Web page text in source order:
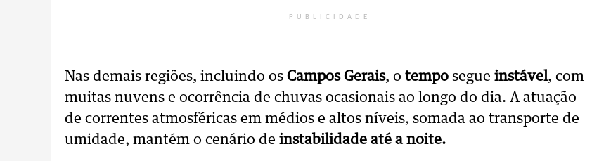
PUBLICIDADE
Nas demais regiões, incluindo os Campos Gerais, o tempo segue instável, com
muitas nuvens e ocorrência de chuvas ocasionais ao longo do dia. A atuação
de correntes atmosféricas em médios e altos níveis, somada ao transporte de
umidade, mantém o cenário de instabilidade até a noite.